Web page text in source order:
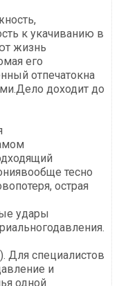
к укачиванию в
жизнь
его
отпечатокна
доходит до
тесно
острая
удары
Для специалистов
и
одной